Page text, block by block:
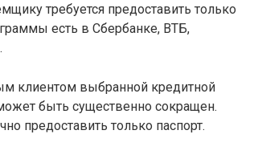
требуется предоставить только
есть в Сбербанке, ВТБ,
клиентом выбранной кредитной
быть существенно сокращен.
предоставить только паспорт.